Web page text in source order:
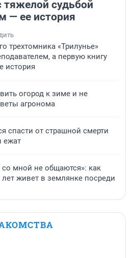
судьбой
— ее история
трехтомника «Трилунье»
а первую книгу
история
огород к зиме и не
агронома
спасти от страшной смерти
ежат
мной не общаются»: как
живет в землянке посреди